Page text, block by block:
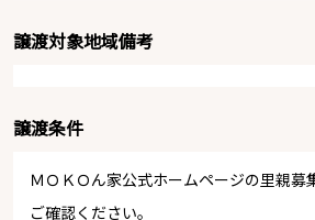
譲渡対象地域備考
譲渡条件
ＭＯＫＯん家公式ホームページの里親募
ご確認ください。